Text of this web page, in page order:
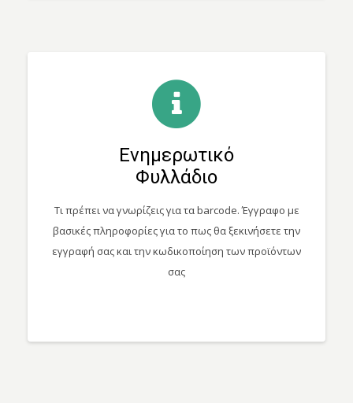
Ενημερωτικό
Φυλλάδιο
Τι πρέπει να γνωρίζεις για τα barcode. Έγγραφο με
βασικές πληροφορίες για το πως θα ξεκινήσετε την
εγγραφή σας και την κωδικοποίηση των προϊόντων
σας